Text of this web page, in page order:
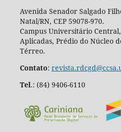
Avenida Senador Salgado
Natal/RN, CEP 59078-970.
Campus Universitário
Aplicadas, Prédio do Núcleo
Térreo.
Contato:
Tel.: (84) 9406-6110